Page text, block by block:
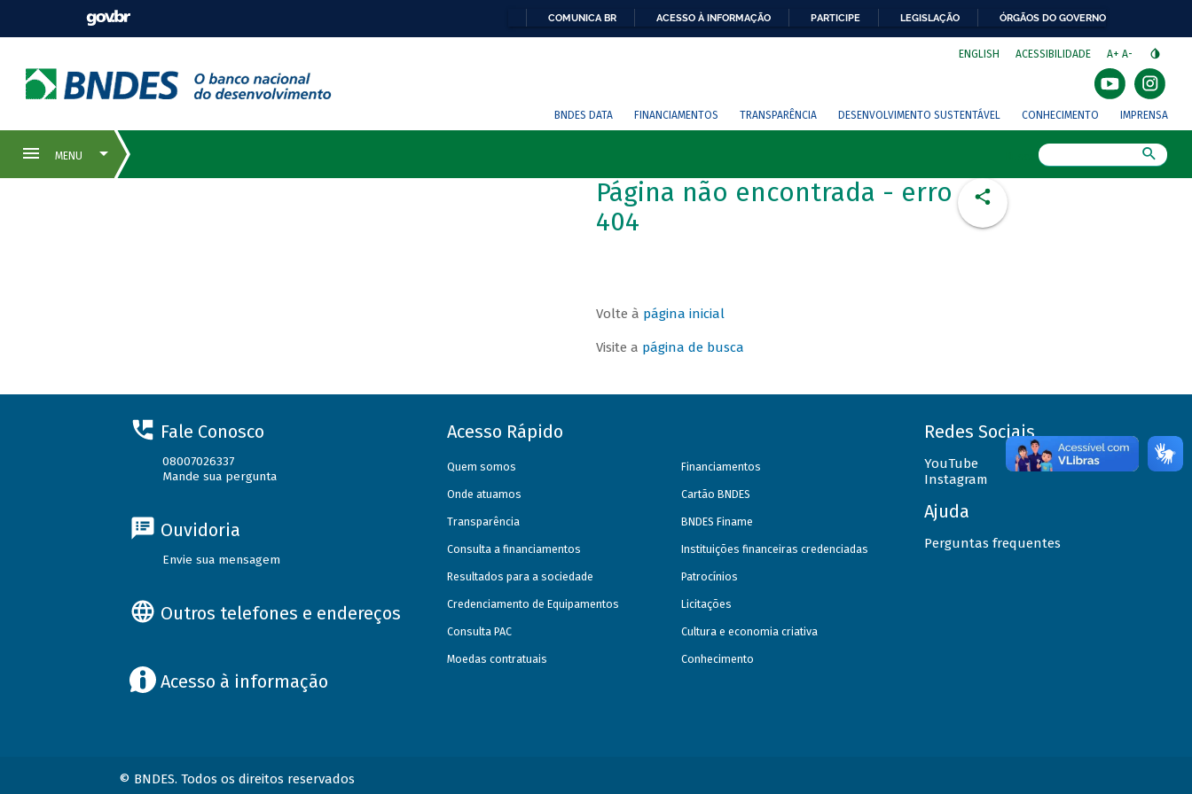
COMUNICA BR ACESSO À INFORMAÇÃO PARTICIPE LEGISLAÇÃO ÓRGÃOS DO GOVERNO
ENGLISH ACESSIBILIDADE A+ A-
BNDES DATA FINANCIAMENTOS TRANSPARÊNCIA DESENVOLVIMENTO SUSTENTÁVEL CONHECIMENTO IMPRENSA
Página não encontrada - erro
404
Volte à página inicial
Visite a página de busca
Fale Conosco
08007026337
Mande sua pergunta
Ouvidoria
Envie sua mensagem
Outros telefones e endereços
Acesso à informação
Acesso Rápido
Quem somos
Onde atuamos
Transparência
Consulta a financiamentos
Resultados para a sociedade
Credenciamento de Equipamentos
Consulta PAC
Moedas contratuais
Financiamentos
Cartão BNDES
BNDES Finame
Instituições financeiras credenciadas
Patrocínios
Licitações
Cultura e economia criativa
Conhecimento
Redes Sociais
YouTube
Instagram
Ajuda
Perguntas frequentes
© BNDES. Todos os direitos reservados